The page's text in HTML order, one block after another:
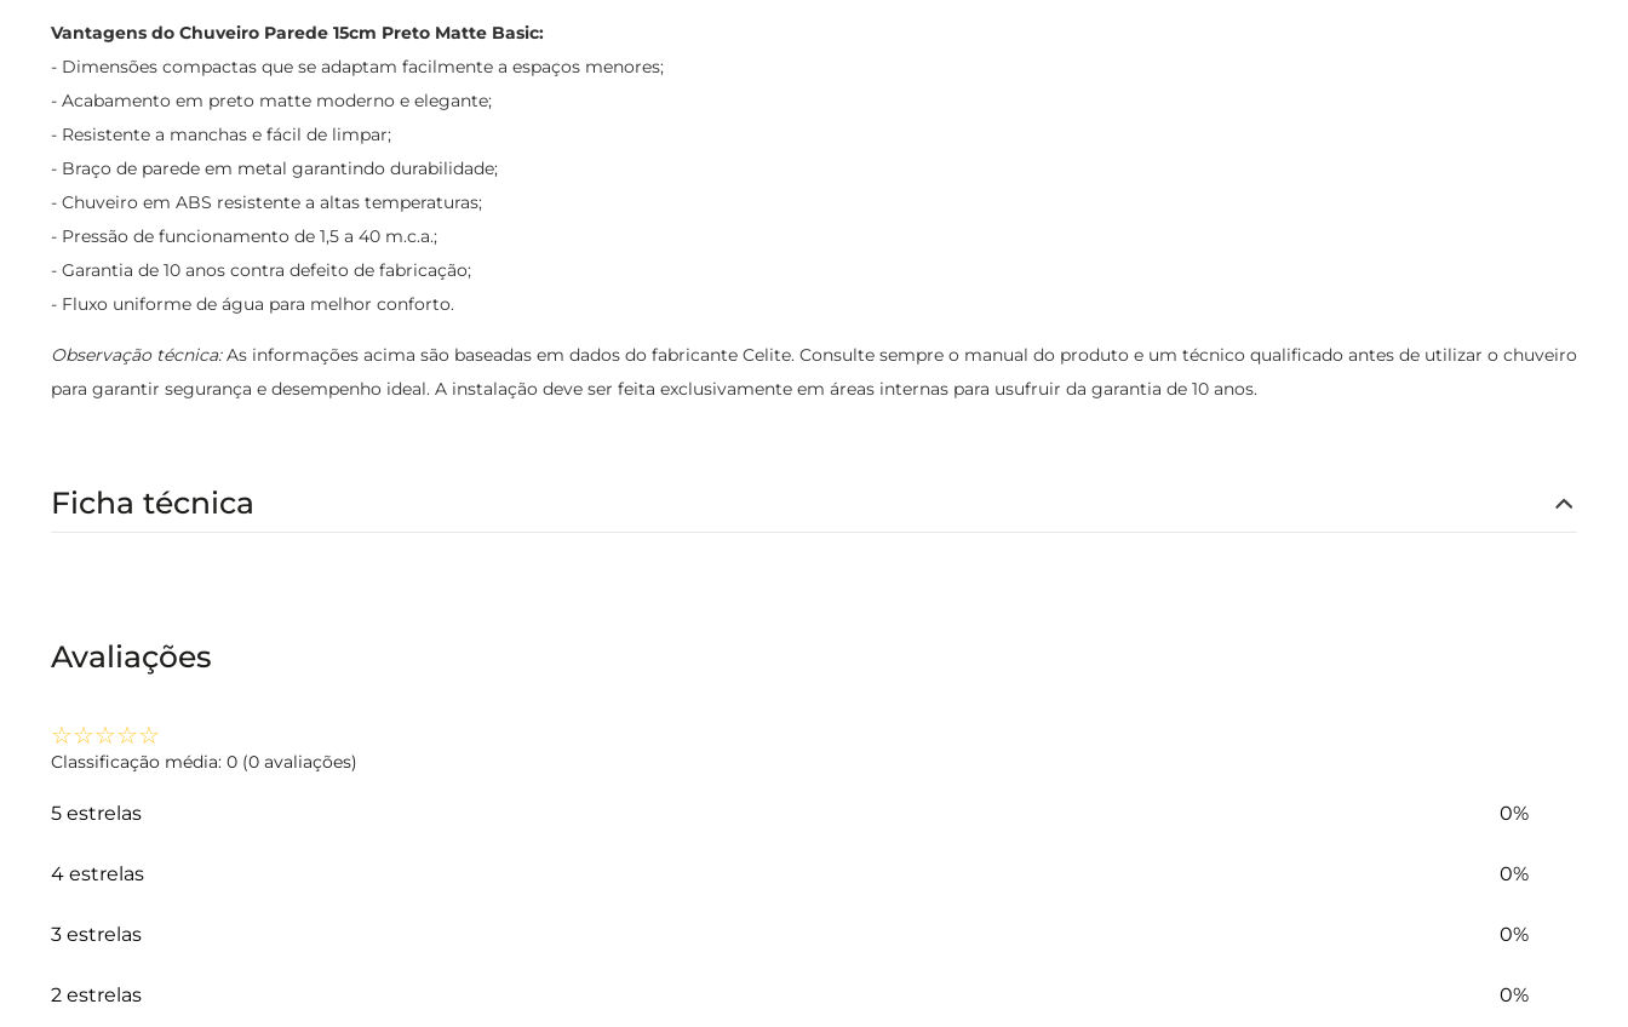
Vantagens do Chuveiro Parede 15cm Preto Matte Basic:
- Dimensões compactas que se adaptam facilmente a espaços menores;
- Acabamento em preto matte moderno e elegante;
- Resistente a manchas e fácil de limpar;
- Braço de parede em metal garantindo durabilidade;
- Chuveiro em ABS resistente a altas temperaturas;
- Pressão de funcionamento de 1,5 a 40 m.c.a.;
- Garantia de 10 anos contra defeito de fabricação;
- Fluxo uniforme de água para melhor conforto.
Observação técnica:As informações acima são baseadas em dados do fabricante Celite. Consulte sempre o manual do produto e um técnico qualificado antes de utilizar o chuveiro
para garantir segurança e desempenho ideal. A instalação deve ser feita exclusivamente em áreas internas para usufruir da garantia de 10 anos.
Ficha técnica
Avaliações
☆☆☆☆☆
Classificação média: 0 (0 avaliações)
5 estrelas 0%
4 estrelas 0%
3 estrelas 0%
2 estrelas 0%